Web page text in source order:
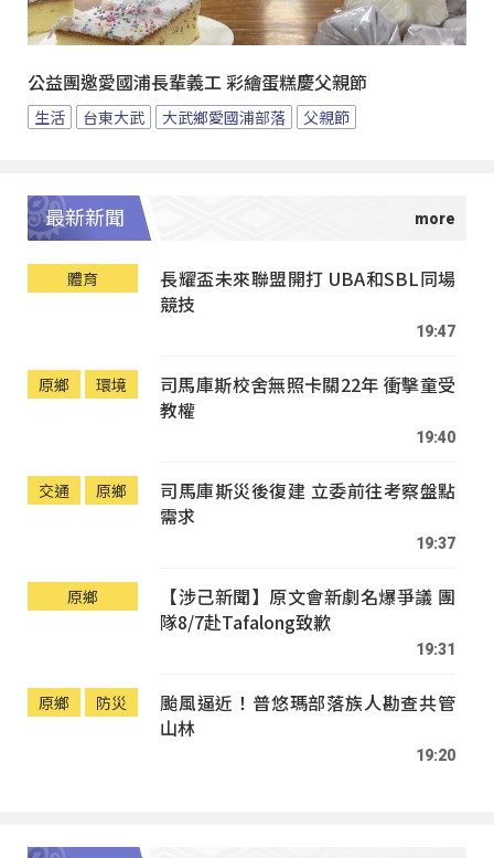
公益團邀愛國浦長輩義工 彩繪蛋糕慶父親節
生活 台東大武 大武鄉愛國浦部落 父親節
最新新聞
體育
長耀盃未來聯盟開打 UBA和SBL同場
競技
19:47
原鄉 環境
司馬庫斯校舍無照卡關22年 衝擊童受
教權
19:40
交通 原鄉
司馬庫斯災後復建 立委前往考察盤點
需求
19:37
原鄉
【涉己新聞】原文會新劇名爆爭議 團
隊8/7赴Tafalong致歉
19:31
原鄉 防災
颱風逼近！普悠瑪部落族人勘查共管
山林
19:20